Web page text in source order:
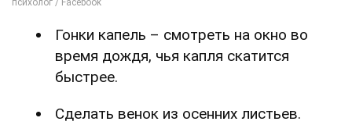
Гонки капель – смотреть на окно во
время дождя, чья капля скатится
быстрее.
Сделать венок из осенних листьев.